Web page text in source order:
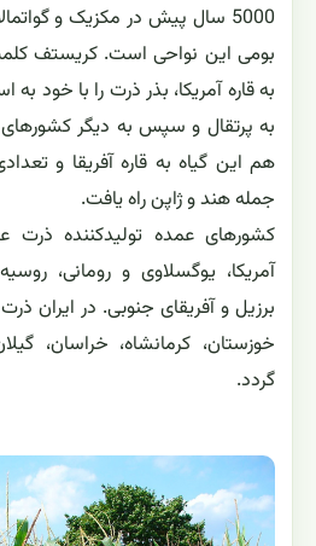
5000 سال پیش در مکزیک و
بومی این نواحی است. کریستف
به قاره آمریکا، بذر ذرت را با خود به
به پرتقال و سپس به دیگر کشورهای
هم این گیاه به قاره آفریقا و
جمله هند و ژاپن راه یافت.
کشورهای عمده تولیدکننده ذرت
آمریکا، یوگسلاوی و رومانی، روسیه،
برزیل و آفریقای جنوبی. در ایران
خوزستان، کرمانشاه، خراسان،
گردد.